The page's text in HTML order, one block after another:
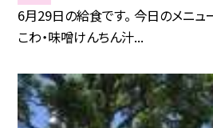
6月29日の給食です。 今日のメニュ
こわ・味噌けんちん汁...